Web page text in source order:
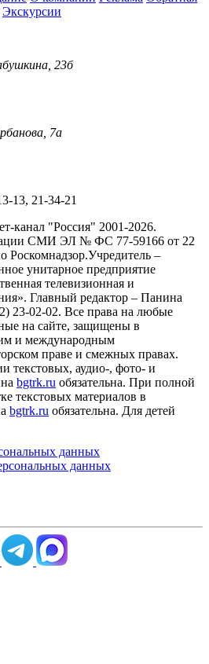
Экскурсии
23б
7а
13, 21-34-21
канал "Россия" 2001-2026.
СМИ ЭЛ № ФС 77-59166 от 22
Роскомнадзор.Учредитель –
унитарное предприятие
телевизионная и
Главный редактор – Панина
23-02-02. Все права на любые
на сайте, защищены в
и международным
праве и смежных правах.
текстовых, аудио-, фото- и
bgtrk.ru обязательна. При полной
текстовых материалов в
bgtrk.ru обязательна. Для детей
данных
данных